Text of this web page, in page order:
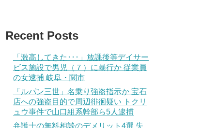
Recent Posts
「激高してきた･･･」放課後等デイサー
ビス施設で男児（７）に暴行か 従業員
の女逮捕 岐阜・関市
「ルパン三世」名乗り強盗指示か 宝石
店への強盗目的で周辺徘徊疑い トクリ
ュウ事件で山口組系幹部ら5人逮捕
弁護士の無料相談のデメリット4選 失